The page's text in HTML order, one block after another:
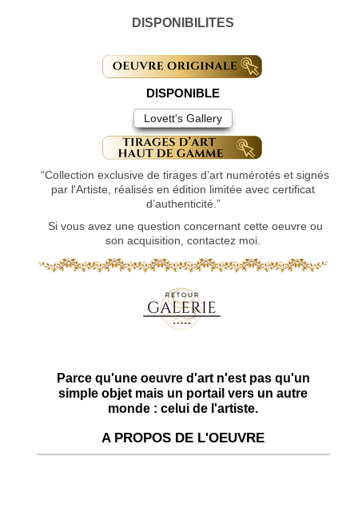
DISPONIBILITES
DISPONIBLE
Lovett's Gallery
“Collection exclusive de tirages d’art numérotés et signés
par l'Artiste, réalisés en édition limitée avec certificat
d’authenticité.”
Si vous avez une question concernant cette oeuvre ou
son acquisition, contactez moi.
Parce qu'une oeuvre d'art n'est pas qu'un
simple objet mais un portail vers un autre
monde : celui de l'artiste.
A PROPOS DE L'OEUVRE